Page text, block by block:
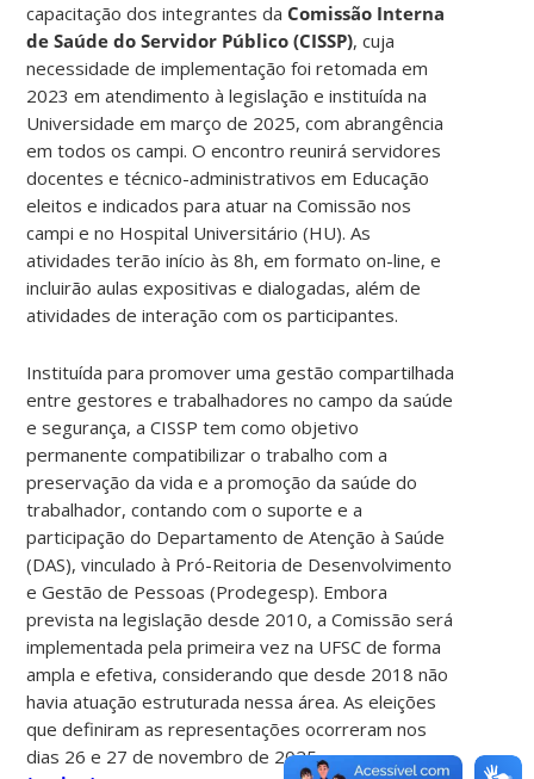
capacitação dos integrantes da Comissão Interna
de Saúde do Servidor Público (CISSP), cuja
necessidade de implementação foi retomada em
2023 em atendimento à legislação e instituída na
Universidade em março de 2025, com abrangência
em todos os campi. O encontro reunirá servidores
docentes e técnico-administrativos em Educação
eleitos e indicados para atuar na Comissão nos
campi e no Hospital Universitário (HU). As
atividades terão início às 8h, em formato on-line, e
incluirão aulas expositivas e dialogadas, além de
atividades de interação com os participantes.
Instituída para promover uma gestão compartilhada
entre gestores e trabalhadores no campo da saúde
e segurança, a CISSP tem como objetivo
permanente compatibilizar o trabalho com a
preservação da vida e a promoção da saúde do
trabalhador, contando com o suporte e a
participação do Departamento de Atenção à Saúde
(DAS), vinculado à Pró-Reitoria de Desenvolvimento
e Gestão de Pessoas (Prodegesp). Embora
prevista na legislação desde 2010, a Comissão será
implementada pela primeira vez na UFSC de forma
ampla e efetiva, considerando que desde 2018 não
havia atuação estruturada nessa área. As eleições
que definiram as representações ocorreram nos
dias 26 e 27 de novembro de 2025.